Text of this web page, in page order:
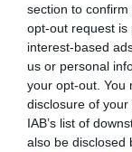
section to
opt-out request is
interest-based
us or personal
your opt-out. You
disclosure of
IAB’s list of
also be disclosed